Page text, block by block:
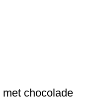
chocolade